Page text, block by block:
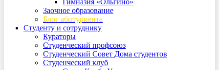
Гимназия «Ольгино»
Заочное образование
Блог абитуриента
Студенту и сотруднику
Кураторы
Студенческий профсоюз
Студенческий Совет Дома студентов
Студенческий клуб